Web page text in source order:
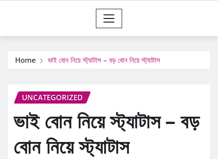
Home ভাই বোন নিয়ে স্ট্যাটাস – বড় বোন নিয়ে স্ট্যাটাস
UNCATEGORIZED
ভাই বোন নিয়ে স্ট্যাটাস – বড়
বোন নিয়ে স্ট্যাটাস